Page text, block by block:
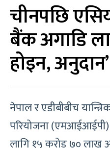
चीनपछि
बैंक अगाडि
होइन,
नेपाल र एडीबीबीच
परियोजना
लागि १५ करोड ७० लाख